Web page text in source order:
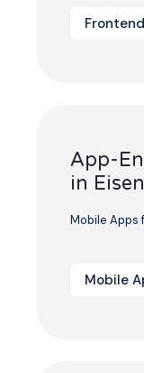
Frontend
App-
in
Mobile Apps
Mobile